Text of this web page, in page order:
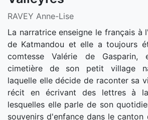
RAVEY Anne-Lise
La narratrice enseigne le français à
de Katmandou et elle a toujours
comtesse Valérie de Gasparin,
cimetière de son petit village
laquelle elle décide de raconter sa
récit en écrivant des lettres à
lesquelles elle parle de son
souvenirs d'enfance dans le canton